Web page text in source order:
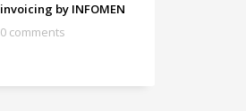
invoicing by INFOMEN
0 comments